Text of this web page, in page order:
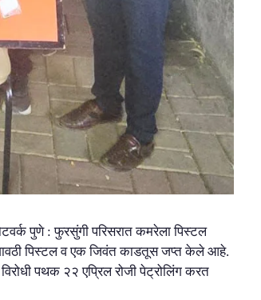
पुणे : फुरसुंगी परिसरात कमरेला पिस्टल
गावठी पिस्टल व एक जिवंत काडतूस जप्त केले आहे.
पथक २२ एप्रिल रोजी पेट्रोलिंग करत